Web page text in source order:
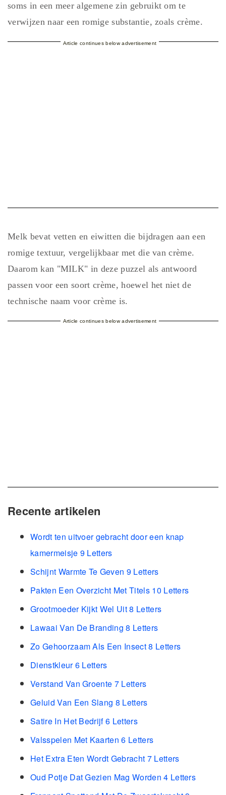
soms in een meer algemene zin gebruikt om te
verwijzen naar een romige substantie, zoals crème.
Article continues below advertisement
Melk bevat vetten en eiwitten die bijdragen aan een
romige textuur, vergelijkbaar met die van crème.
Daarom kan "MILK" in deze puzzel als antwoord
passen voor een soort crème, hoewel het niet de
technische naam voor crème is.
Article continues below advertisement
Recente artikelen
Wordt ten uitvoer gebracht door een knap
kamermeisje 9 Letters
Schijnt Warmte Te Geven 9 Letters
Pakten Een Overzicht Met Titels 10 Letters
Grootmoeder Kijkt Wel Uit 8 Letters
Lawaai Van De Branding 8 Letters
Zo Gehoorzaam Als Een Insect 8 Letters
Dienstkleur 6 Letters
Verstand Van Groente 7 Letters
Geluid Van Een Slang 8 Letters
Satire In Het Bedrijf 6 Letters
Valsspelen Met Kaarten 6 Letters
Het Extra Eten Wordt Gebracht 7 Letters
Oud Potje Dat Gezien Mag Worden 4 Letters